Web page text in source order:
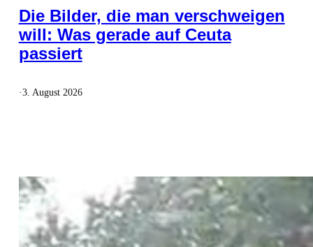
Die Bilder, die man verschweigen
will: Was gerade auf Ceuta
passiert
·3. August 2026